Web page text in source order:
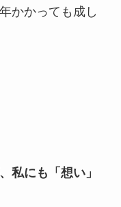
かかっても成し
私にも「想い」